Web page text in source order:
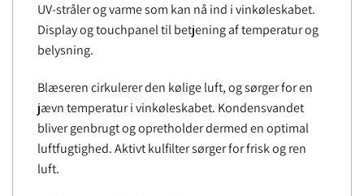
UV-stråler og varme som kan nå ind i vinkøleskabet.
Display og touchpanel til betjening af temperatur og
belysning.
Blæseren cirkulerer den kølige luft, og sørger for en
jævn temperatur i vinkøleskabet. Kondensvandet
bliver genbrugt og opretholder dermed en optimal
luftfugtighed. Aktivt kulfilter sørger for frisk og ren
luft.